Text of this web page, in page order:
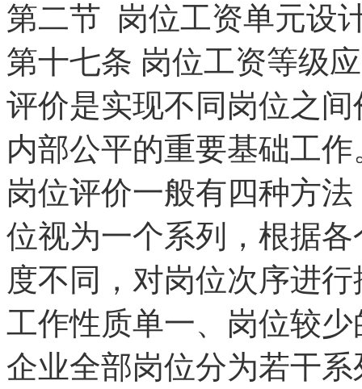
第二节 岗位工资单元设
第十七条 岗位工资等级
评价是实现不同岗位之
内部公平的重要基础工作
岗位评价一般有四种方
位视为一个系列，根据
度不同，对岗位次序进
工作性质单一、岗位较
企业全部岗位分为若干